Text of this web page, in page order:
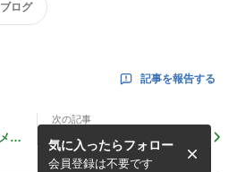
ログ
記事を報告する
ヘ
次の記事
明日はナマステ・インディア
in KARIYA 2013でメヘンデ
ィ！
気に入ったらフォロー
会員登録は不要です